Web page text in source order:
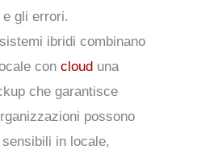
e gli errori.
ibridi combinano
concloud una
che garantisce
possono
in locale,